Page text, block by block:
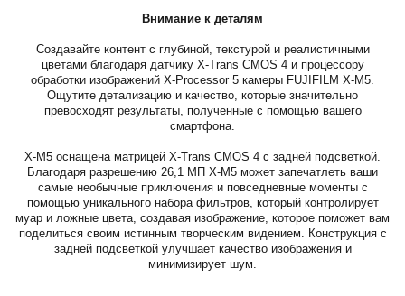
Внимание к деталям
Создавайте контент с глубиной, текстурой и реалистичными
цветами благодаря датчику X-Trans CMOS 4 и процессору
обработки изображений X-Processor 5 камеры FUJIFILM X-M5.
Ощутите детализацию и качество, которые значительно
превосходят результаты, полученные с помощью вашего
смартфона.
X-M5 оснащена матрицей X-Trans CMOS 4 с задней подсветкой.
Благодаря разрешению 26,1 МП X-M5 может запечатлеть ваши
самые необычные приключения и повседневные моменты с
помощью уникального набора фильтров, который контролирует
муар и ложные цвета, создавая изображение, которое поможет вам
поделиться своим истинным творческим видением. Конструкция с
задней подсветкой улучшает качество изображения и
минимизирует шум.